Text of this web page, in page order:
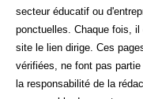
secteur éducatif ou
ponctuelles. Chaque fois,
site le lien dirige. Ces
vérifiées, ne font pas
la responsabilité de la